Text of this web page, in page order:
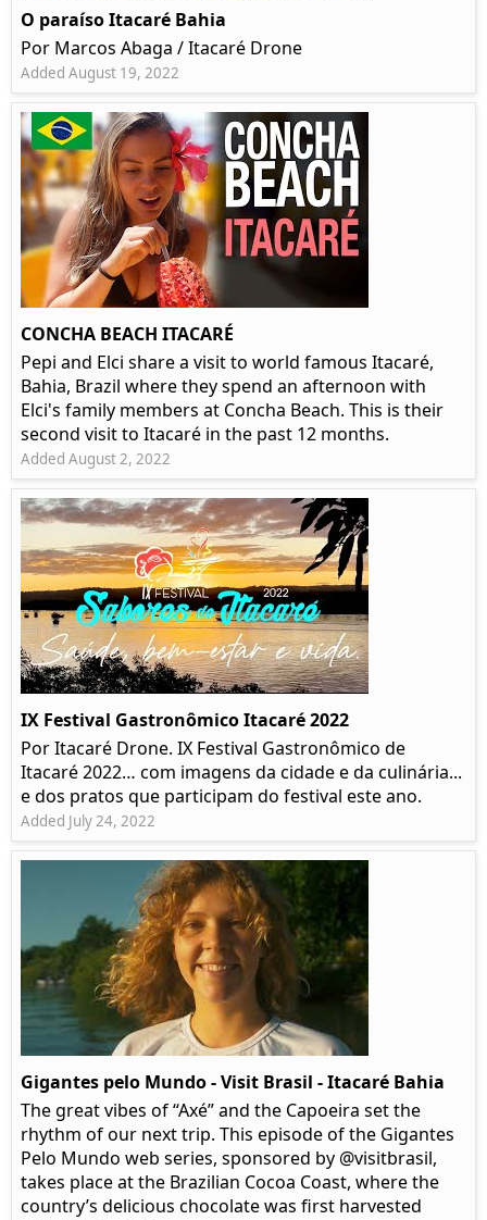
O paraíso Itacaré Bahia
Por Marcos Abaga / Itacaré Drone
Added August 19, 2022
CONCHA BEACH ITACARÉ
Pepi and Elci share a visit to world famous Itacaré,
Bahia, Brazil where they spend an afternoon with
Elci's family members at Concha Beach. This is their
second visit to Itacaré in the past 12 months.
Added August 2, 2022
IX Festival Gastronômico Itacaré 2022
Por Itacaré Drone. IX Festival Gastronômico de
Itacaré 2022… com imagens da cidade e da culinária...
e dos pratos que participam do festival este ano.
Added July 24, 2022
Gigantes pelo Mundo - Visit Brasil - Itacaré Bahia
The great vibes of “Axé” and the Capoeira set the
rhythm of our next trip. This episode of the Gigantes
Pelo Mundo web series, sponsored by @visitbrasil,
takes place at the Brazilian Cocoa Coast, where the
country’s delicious chocolate was first harvested